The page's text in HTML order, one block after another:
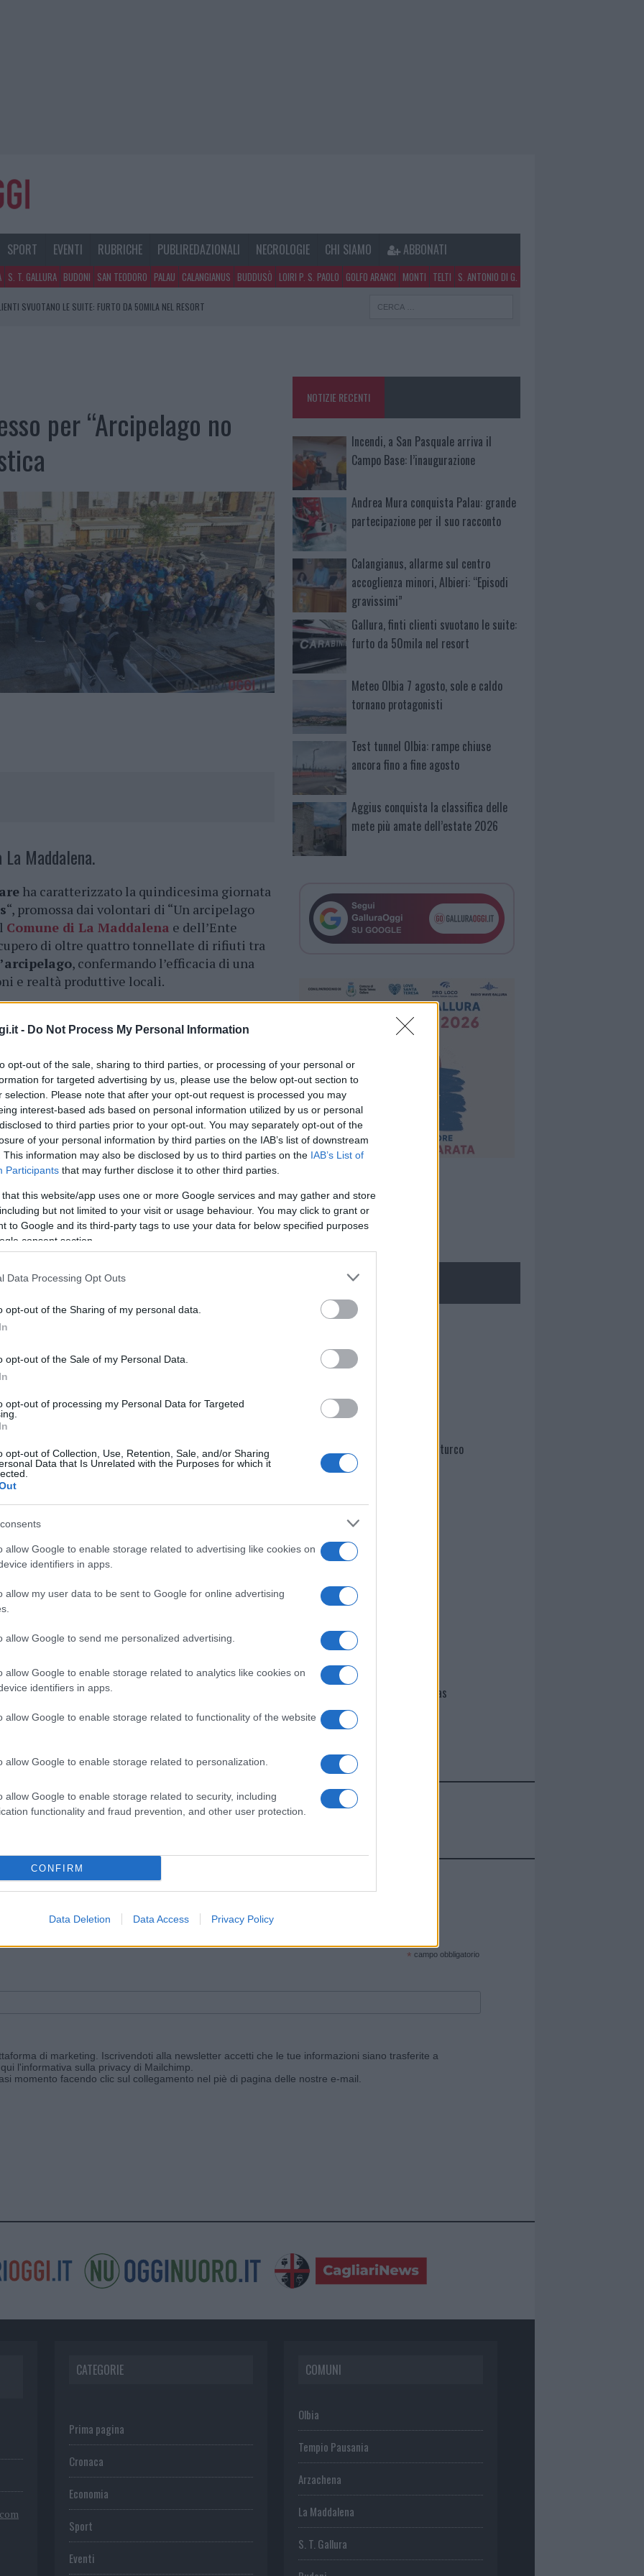
- Do Not Process My Personal Information
opt-out of the sale, sharing to third parties, or processing of your personal or
for targeted advertising by us, please use the below opt-out section to
selection. Please note that after your opt-out request is processed you may
interest-based ads based on personal information utilized by us or personal
to third parties prior to your opt-out. You may separately opt-out of the
of your personal information by third parties on the IAB’s list of downstream
This information may also be disclosed by us to third parties on the IAB’s List of
Participants that may further disclose it to other third parties.
that this website/app uses one or more Google services and may gather and store
but not limited to your visit or usage behaviour. You may click to grant or
to Google and its third-party tags to use your data for below specified purposes
consent section.
Data Processing Opt Outs
opt-out of the Sharing of my personal data.
opt-out of the Sale of my Personal Data.
opt-out of processing my Personal Data for Targeted
opt-out of Collection, Use, Retention, Sale, and/or Sharing
Data that Is Unrelated with the Purposes for which it
allow Google to enable storage related to advertising like cookies on
identifiers in apps.
allow my user data to be sent to Google for online advertising
allow Google to send me personalized advertising.
allow Google to enable storage related to analytics like cookies on
identifiers in apps.
allow Google to enable storage related to functionality of the website
allow Google to enable storage related to personalization.
allow Google to enable storage related to security, including
functionality and fraud prevention, and other user protection.
CONFIRM
Data Deletion Data Access Privacy Policy
SPORT EVENTI RUBRICHE PUBLIREDAZIONALI NECROLOGIE CHI SIAMO ABBONATI
S. T. GALLURA BUDONI SAN TEODORO PALAU CALANGIANUS BUDDUSÒ LOIRI P. S. PAOLO GOLFO ARANCI MONTI TELTI S. ANTONIO DI G.
SVUOTANO LE SUITE: FURTO DA 50MILA NEL RESORT
per “Arcipelago no
Maddalena.
ha caratterizzato la quindicesima giornata
“, promossa dai volontari di “Un arcipelago
Comune di La Maddalena e dell’Ente
di oltre quattro tonnellate di rifiuti tra
, confermando l’efficacia di una
e realtà produttive locali.
della Guardia Costiera di La
le operazioni sono state supportate da
della Guardia Costiera e della Guardia di
è stato offerto dalla compagnia
un omaggio florealeha ricordato tre
Fondamentale è stato il contributo di
velici, che hanno reso possibile una giornata
I dirigenti presenti hanno elogiato
passione e il senso di appartenenzadella
concrete a favore dell’ambiente,
più pulito e sostenibile.
nella sezione
Lai
NOTIZIE RECENTI
Incendi, a San Pasquale arriva il
Campo Base: l’inaugurazione
Andrea Mura conquista Palau: grande
partecipazione per il suo racconto
Calangianus, allarme sul centro
accoglienza minori, Albieri: “Episodi
gravissimi”
Gallura, finti clienti svuotano le suite:
furto da 50mila nel resort
Meteo Olbia 7 agosto, sole e caldo
tornano protagonisti
Test tunnel Olbia: rampe chiuse
ancora fino a fine agosto
Aggius conquista la classifica delle
mete più amate dell’estate 2026
NECROLOGIE
Martina Agostina Diturco
I nostri cari
I nostri cari
Giovannimaria Cabras
Invia un Comunicato Stampa|Pubblicità|Segnala
e ricevi le nostre email periodiche contenenti le ultime notizie pubblicate sul sito web!
* campo obbligatorio
di marketing. Iscrivendoti alla newsletter accetti che le tue informazioni siano trasferite a
l'informativa sulla privacy di Mailchimp
momento facendo clic sul collegamento nel piè di pagina delle nostre e-mail.
CATEGORIE
Prima pagina
Cronaca
Economia
Sport
Eventi
COMUNI
Olbia
Tempio Pausania
Arzachena
La Maddalena
S. T. Gallura